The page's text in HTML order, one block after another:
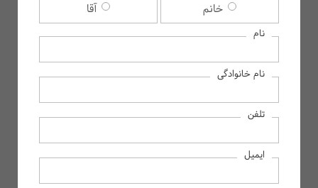
200,439
خانم آقا
نام
نام خانوادگی
تلفن
ایمیل